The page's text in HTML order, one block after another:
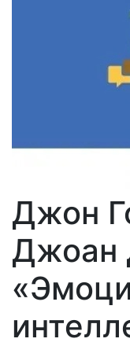
Джон
Джоан